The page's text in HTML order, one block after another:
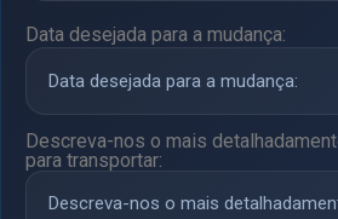
Data desejada para a mudança:
Descreva-nos o mais
para transportar: